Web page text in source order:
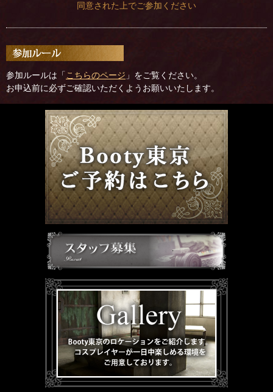
同意された上でご参加ください
参加ルールは「 こちらのページ 」をご覧ください。
お申込前に必ずご確認いただくようお願いいたします。